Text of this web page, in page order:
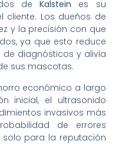
deKalstein es su
Los dueños de
y la precisión con que
ya que esto reduce
diagnósticos y alivia
sus mascotas.
económico a largo
inicial, el ultrasonido
invasivos más
de errores
para la reputación